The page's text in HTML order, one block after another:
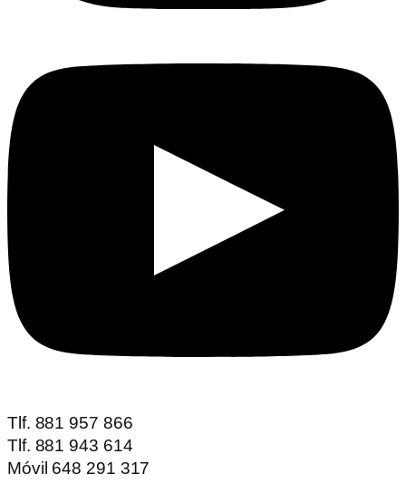
Tlf. 881 957 866
Tlf. 881 943 614
Móvil 648 291 317